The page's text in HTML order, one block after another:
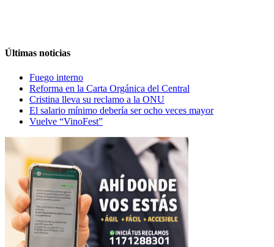
Últimas noticias
Fuego interno
Reforma en la Carta Orgánica del Central
Cristina lleva su reclamo a la ONU
El salario mínimo debería ser ocho veces mayor
Vuelve “VinoFest”